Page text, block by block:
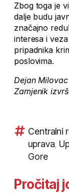
Zbog toga je
dalje budu
značajno
interesa i
pripadnika
poslovima.
Dejan Milovac
Zamjenik
Centralni
uprava,
Gore
Pročitaj